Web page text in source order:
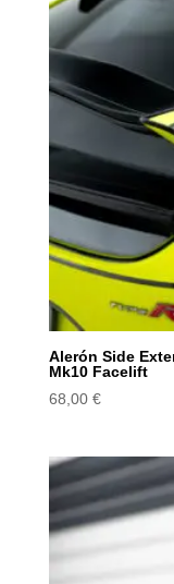
Alerón Side
Mk10 Facelift
68,00 €